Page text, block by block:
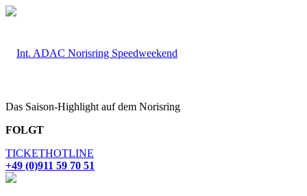
Das Saison-Highlight auf dem Norisring
FOLGT
TICKETHOTLINE
+49 (0)911 59 70 51